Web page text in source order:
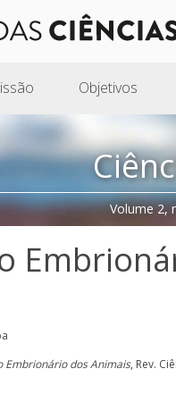
Objetivos
Volume 2,
Embrionário dos Animais, Rev.